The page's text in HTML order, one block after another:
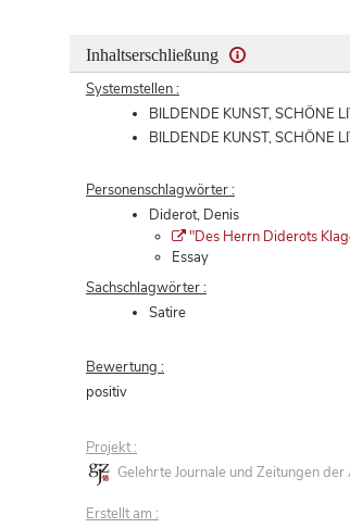
Inhaltserschließung
Systemstellen :
BILDENDE KUNST,
BILDENDE KUNST,
Personenschlagwörter :
Diderot, Denis
"Des Herrn Diderots
Essay
Sachschlagwörter :
Satire
Bewertung :
positiv
Projekt :
Gelehrte Journale und Zeitungen
Erstellt am :